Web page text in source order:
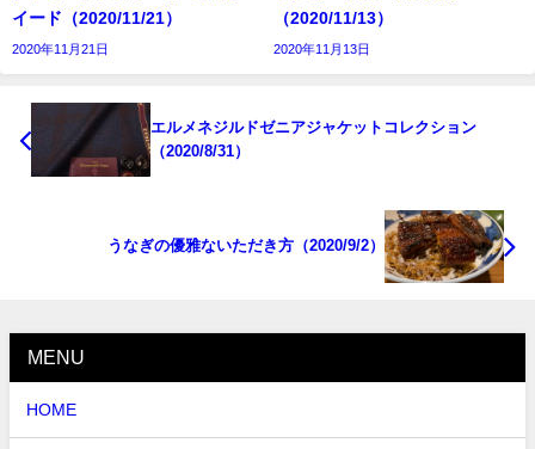
イード（2020/11/21）
2020年11月21日
（2020/11/13）
2020年11月13日
エルメネジルドゼニアジャケットコレクション
（2020/8/31）
うなぎの優雅ないただき方（2020/9/2）
MENU
HOME